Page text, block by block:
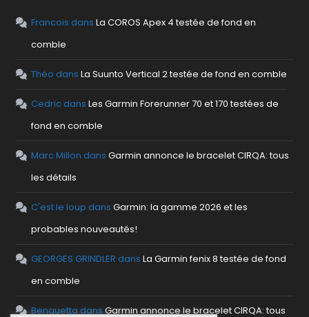
Francois dansLa COROS Apex 4 testée de fond en
comble
Théo dansLa Suunto Vertical 2 testée de fond en comble
CedricdansLes Garmin Forerunner 70 et 170 testées de
fond en comble
Marc Millon dansGarmin annonce le bracelet CIRQA: tous
les détails
C'est le loup dansGarmin: la gamme 2026 et les
probables nouveautés!
GEORGES GRINDLER dansLa Garmin fenix 8 testée de fond
en comble
Benguetta dansGarmin annonce le bracelet CIRQA: tous